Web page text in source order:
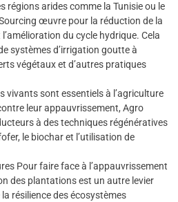
régions arides comme la Tunisie ou le
œuvre pour la réduction de la
du cycle hydrique. Cela
systèmes d’irrigation goutte à
végétaux et d’autres pratiques
vivants sont essentiels à l’agriculture
leur appauvrissement, Agro
à des techniques régénératives
le biochar et l’utilisation de
Pour faire face à l’appauvrissement
des plantations est un autre levier
résilience des écosystèmes